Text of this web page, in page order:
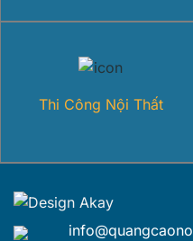
Thi Công Nội Thất